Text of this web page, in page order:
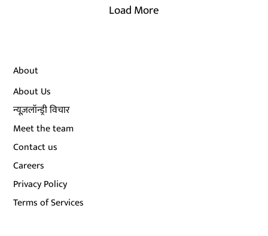
Load More
About
About Us
न्यूज़लॉन्ड्री विचार
Meet the team
Contact us
Careers
Privacy Policy
Terms of Services